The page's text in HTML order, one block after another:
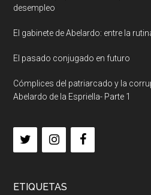
desempleo
El gabinete de Abelardo: entre la
El pasado conjugado en futuro
Cómplices del patriarcado y la
Abelardo de la Espriella- Parte 1
ETIQUETAS